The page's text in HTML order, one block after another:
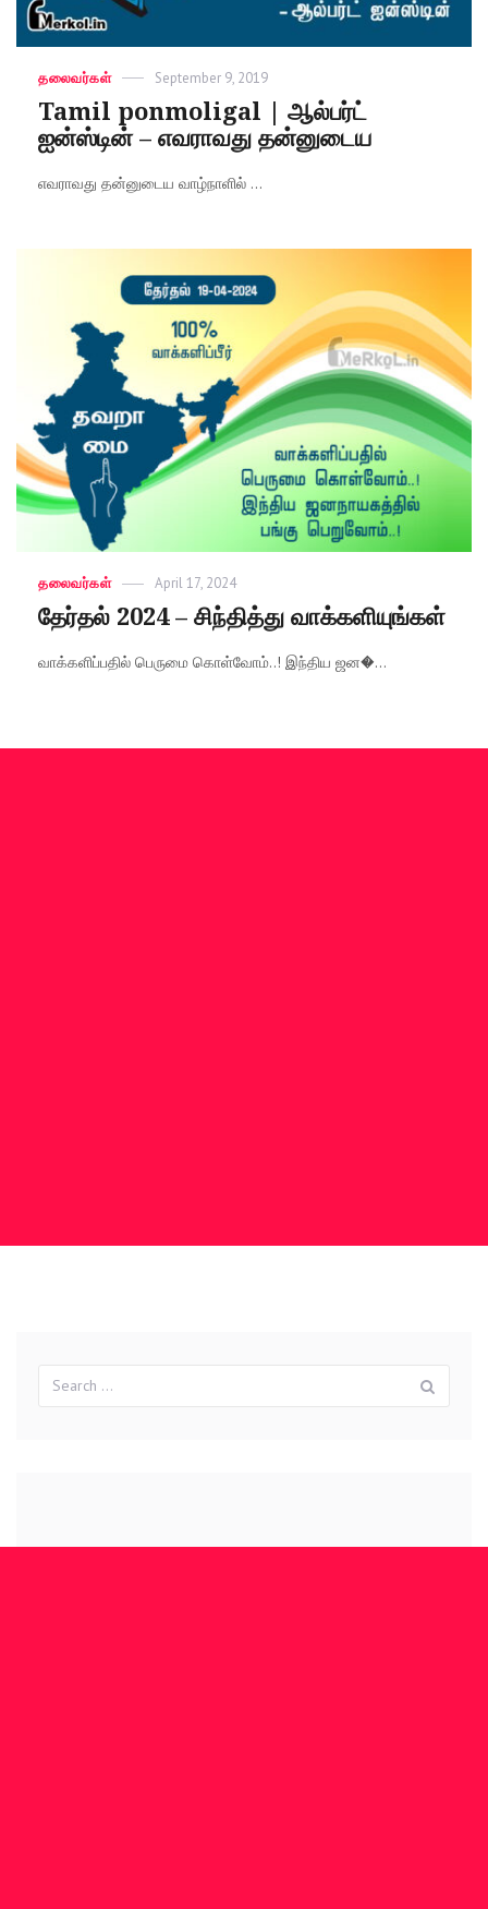
Categories
தலைவர்கள்
Posted
September 9, 2019
Tamil ponmoligal | ஆல்பர்ட்
ஐன்ஸ்டின் – எவராவது தன்னுடைய
எவராவது தன்னுடைய வாழ்நாளில் ...
Categories
தலைவர்கள்
Posted
on
April 17, 2024
தேர்தல் 2024 – சிந்தித்து வாக்களியுங்கள்
வாக்களிப்பதில் பெருமை கொள்வோம்..! இந்திய ஜன�...
for: